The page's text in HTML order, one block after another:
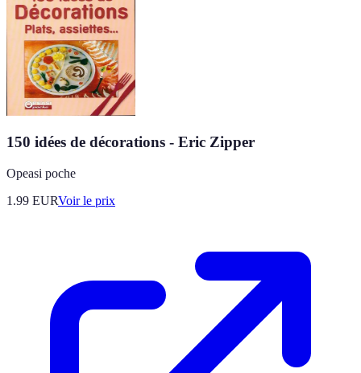
150 idées de décorations - Eric Zipper
Opeasi poche
1.99 EURVoir le prix